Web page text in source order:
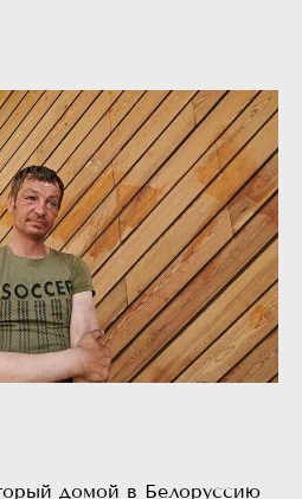
домой в Белоруссию